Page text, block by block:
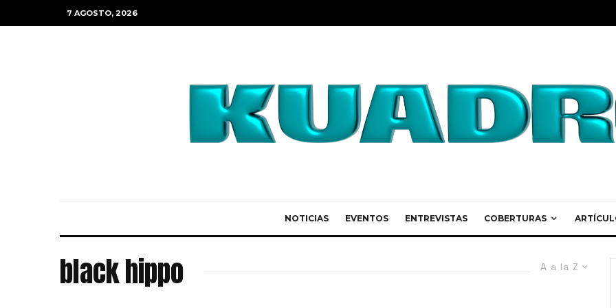
7 AGOSTO, 2026
NOTICIAS EVENTOS ENTREVISTAS COBERTURAS
A a la Z
black hippo